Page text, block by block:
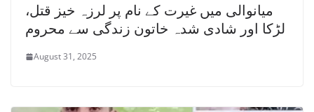
میانوالی میں غیرت کے نام پر لرزہ خیز قتل،
لڑکا اور شادی شدہ خاتون زندگی سے محروم
August 31, 2025